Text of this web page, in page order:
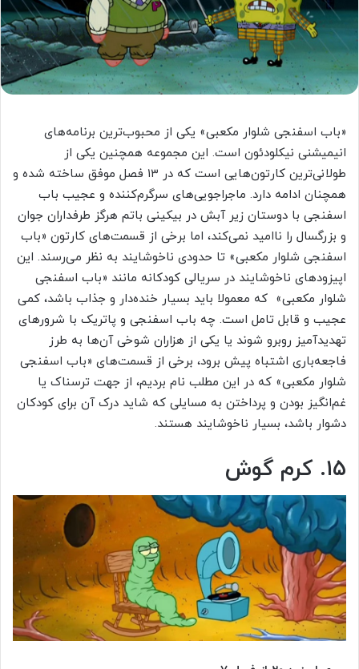
«باب اسفنجی شلوار مکعبی» یکی از محبوب‌ترین برنامه‌های
انیمیشنی نیکلودئون است. این مجموعه همچنین یکی از
طولانی‌ترین کارتون‌هایی است که در ۱۳ فصل موفق ساخته شده و
همچنان ادامه دارد. ماجراجویی‌های سرگرم‌کننده و عجیب باب
اسفنجی با دوستان زیر آبش در بیکینی باتم هرگز طرفداران جوان
و بزرگسال را ناامید نمی‌کند، اما برخی از قسمت‌های کارتون «باب
اسفنجی شلوار مکعبی» تا حدودی ناخوشایند به نظر می‌رسند. این
اپیزودهای ناخوشایند در سریالی کودکانه مانند «باب اسفنجی
شلوار مکعبی» که معمولا باید بسیار خنده‌دار و جذاب باشد، کمی
عجیب و قابل تامل است. چه باب اسفنجی و پاتریک با شرورهای
تهدیدآمیز روبرو شوند یا یکی از هزاران شوخی آن‌ها به طرز
فاجعه‌باری اشتباه پیش برود، برخی از قسمت‌های «باب اسفنجی
شلوار مکعبی» که در این مطلب نام بردیم، از جهت ترسناک یا
غم‌انگیز بودن و پرداختن به مسایلی که شاید درک آن برای کودکان
دشوار باشد، بسیار ناخوشایند هستند.
۱۵. کرم گوش